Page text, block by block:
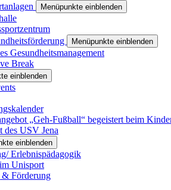
Menüpunkte einblenden
Menüpunkte einblenden
Gesundheitsmanagement
Break
einblenden
„Geh-Fußball“ begeistert beim
des USV Jena
einblenden
Erlebnispädagogik
Unisport
& Förderung